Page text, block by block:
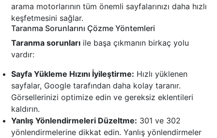
arama motorlarının tüm önemli sayfalarınızı daha hızlı
keşfetmesini sağlar.
Taranma Sorunlarını Çözme Yöntemleri
Taranma sorunları ile başa çıkmanın birkaç yolu
vardır:
Sayfa Yükleme Hızını İyileştirme: Hızlı yüklenen
sayfalar, Google tarafından daha kolay taranır.
Görsellerinizi optimize edin ve gereksiz eklentileri
kaldırın.
Yanlış Yönlendirmeleri Düzeltme: 301 ve 302
yönlendirmelerine dikkat edin. Yanlış yönlendirmeler